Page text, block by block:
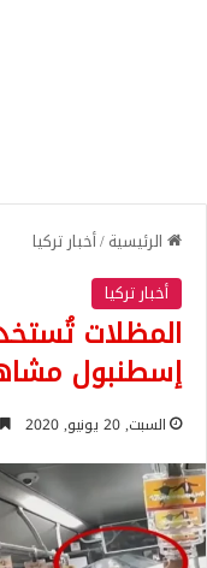
الرئيسية/أخبار تركيا
أخبار تركيا
المظلات
إسطنبول
السبت, 20 يونيو, 2020